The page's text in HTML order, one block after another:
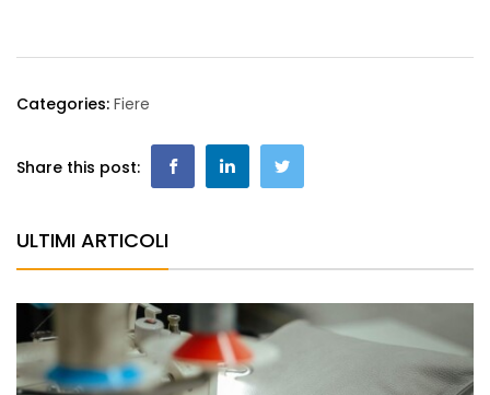
Categories: Fiere
Share this post:
ULTIMI ARTICOLI